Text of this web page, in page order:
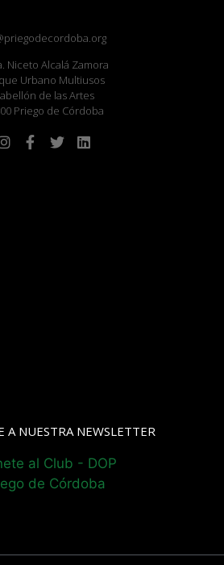
Niceto Alcalá Zamora
Urbano Multiusos
de las Artes
Priego de Córdoba
A NUESTRA NEWSLETTER